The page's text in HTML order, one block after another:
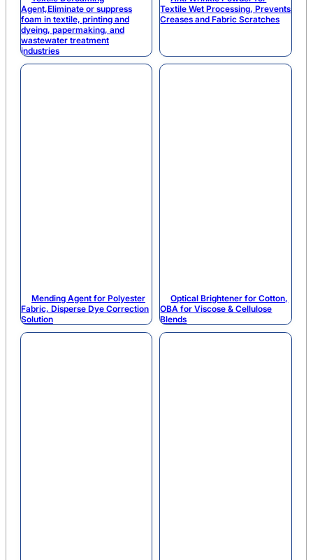
Agent,Eliminate or suppress
foam in textile, printing and
dyeing, papermaking, and
wastewater treatment
industries
Textile Wet Processing, Prevents
Creases and Fabric Scratches
Mending Agent for Polyester
Fabric, Disperse Dye Correction
Solution
Optical Brightener for Cotton,
OBA for Viscose & Cellulose
Blends